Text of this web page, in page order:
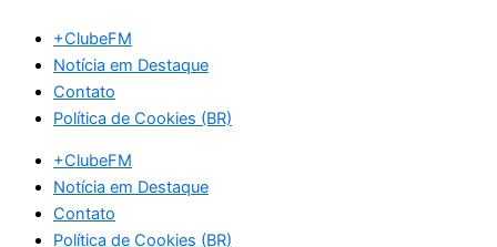
para
conteúdo
+ClubeFM
Notícia em Destaque
Contato
Política de Cookies (BR)
+ClubeFM
Notícia em Destaque
Contato
Política de Cookies (BR)